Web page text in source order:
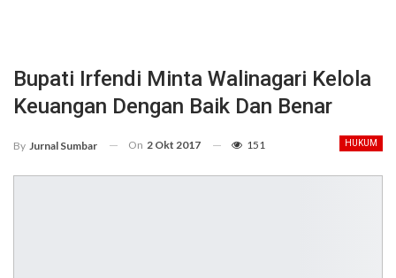
Bupati Irfendi Minta Walinagari Kelola
Keuangan Dengan Baik Dan Benar
HUKUM
By Jurnal Sumbar On 2 Okt 2017 151